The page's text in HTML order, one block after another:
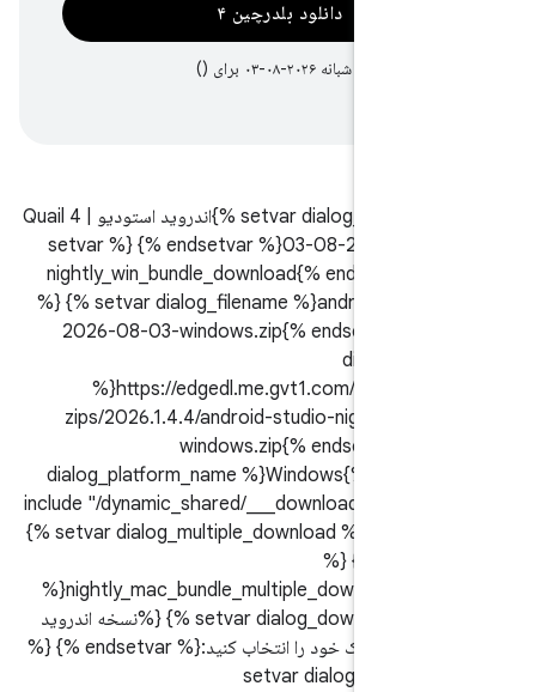
دانلود بلدرچین ۴
{% setvar dialog_product_name %}اندروید استودیو Quail 4 |
2026.1.4 نایتلی 2026-08-03{% endsetvar %} {% setvar
dialog_id %}nightly_win_bundle_download{% endsetvar
%} {% setvar dialog_filename %}android-
2026-08-03-windows.zip{% endsetvar %}
%}https://edgedl.me.gvt1.com/android/
zips/2026.1.4.4/android-studio-nightly-
windows.zip{% endsetvar %}
dialog_platform_name %}Windows{%
include "/dynamic_shared/
{% setvar dialog_multiple_download %}true{%
%}nightly_mac_bundle_multiple_download{%
%} {% setvar dialog_download_message %}نسخه اندروید
استودیو مناسب برای مک خود را انتخاب کنید:{% endsetvar %} {%
setvar